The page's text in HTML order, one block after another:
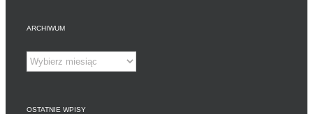
ARCHIWUM
Archiwum
OSTATNIE WPISY